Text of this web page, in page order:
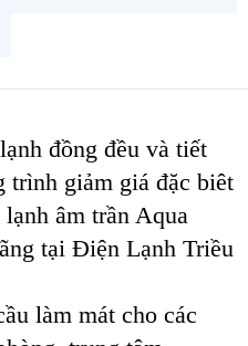
đồng đều và tiết
giảm giá đặc biêt
âm trần Aqua
tại Điện Lạnh Triều
làm mát cho các